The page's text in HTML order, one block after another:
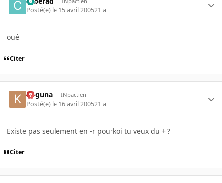
Posté(e) le 15 avril 200521 a
oué
Citer
Koguna INpactien
Posté(e) le 16 avril 200521 a
Existe pas seulement en -r pourkoi tu veux du + ?
Citer